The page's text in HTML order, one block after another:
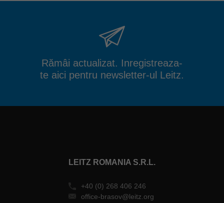
Rămâi actualizat. Inregistreaza-
te aici pentru newsletter-ul Leitz.
LEITZ ROMANIA S.R.L.
+40 (0) 268 406 246
office-brasov@leitz.org